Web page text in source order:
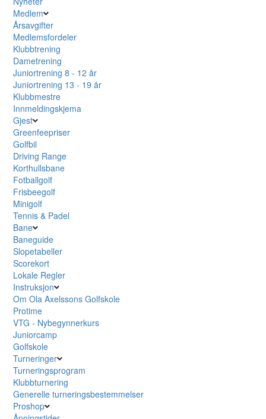
Medlem
Årsavgifter
Medlemsfordeler
Klubbtrening
Dametrening
Juniortrening 8 - 12 år
Juniortrening 13 - 19 år
Klubbmestre
Innmeldingskjema
Gjest
Greenfeepriser
Golfbil
Driving Range
Korthullsbane
Fotballgolf
Frisbeegolf
Minigolf
Tennis & Padel
Bane
Baneguide
Slopetabeller
Scorekort
Lokale Regler
Instruksjon
Om Ola Axelssons Golfskole
Protime
VTG - Nybegynnerkurs
Juniorcamp
Golfskole
Turneringer
Turneringsprogram
Klubbturnering
Generelle turneringsbestemmelser
Proshop